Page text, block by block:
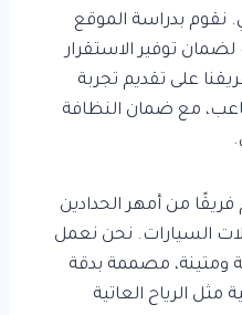
بدراسة الموقع
لضمان توفير الاستقرار
على تقديم تجربة
مع ضمان النظافة
من أمهر الحدادين
السيارات. نحن نعمل
ومتينة، مصممة بدقة
الرياح العاتية